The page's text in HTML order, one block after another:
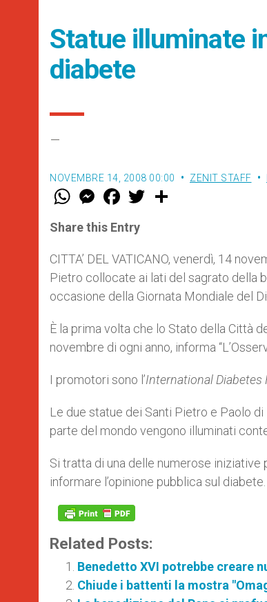
Statue illuminate
diabete
–
NOVEMBRE 14, 2008 00:00 ZENIT STAFF
W
t
s
p
p
M
e
s
e
g
e
r
F
a
e
b
o
k
w
r
Share this Entry
CITTA’ DEL VATICANO, venerdì, 14
Pietro collocate ai lati del sagrato della
occasione della Giornata Mondiale del
È la prima volta che lo Stato della Città
novembre di ogni anno, informa
I promotori sono l’International Diabetes
Le due statue dei Santi Pietro e Paolo
parte del mondo vengono illuminati
Si tratta di una delle numerose
informare l’opinione pubblica sul
Related Posts:
Benedetto XVI potrebbe creare
Chiude i battenti la mostra